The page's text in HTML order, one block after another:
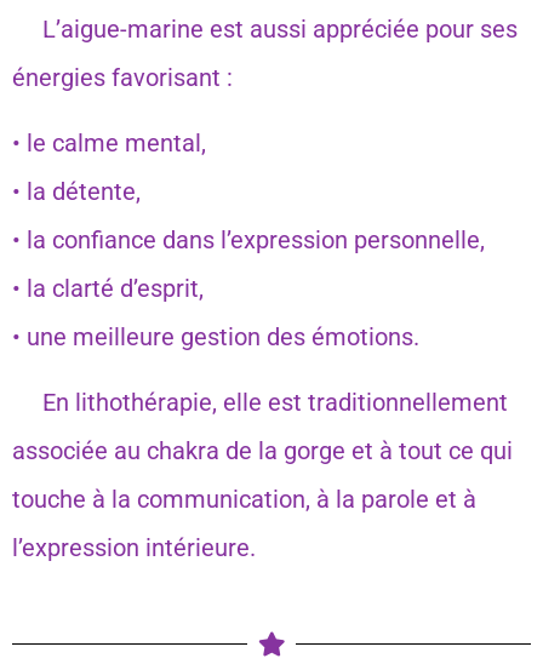
L’aigue-marine est aussi appréciée pour ses
énergies favorisant :
• le calme mental,
• la détente,
• la confiance dans l’expression personnelle,
• la clarté d’esprit,
• une meilleure gestion des émotions.
En lithothérapie, elle est traditionnellement
associée au chakra de la gorge et à tout ce qui
touche à la communication, à la parole et à
l’expression intérieure.